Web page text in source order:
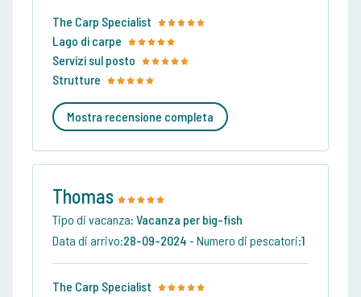
The Carp Specialist
Lago di carpe
Servizi sul posto
Strutture
Mostra recensione completa
Thomas
Tipo di vacanza: Vacanza per big-fish
Data di arrivo:28-09-2024 - Numero di pescatori:1
The Carp Specialist